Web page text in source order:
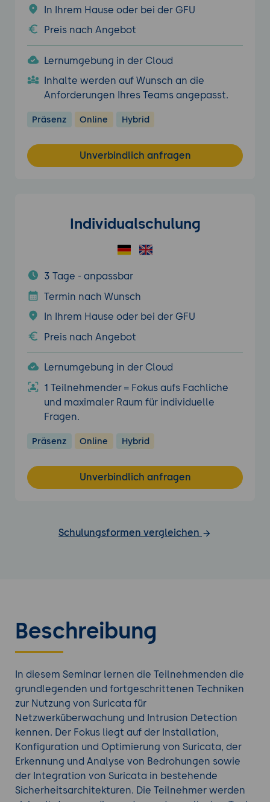
In Ihrem Hause oder bei der GFU
Preis nach Angebot
Lernumgebung in der Cloud
Inhalte werden auf Wunsch an die
Anforderungen Ihres Teams angepasst.
Präsenz Online Hybrid
Unverbindlich anfragen
Individualschulung
3 Tage - anpassbar
Termin nach Wunsch
In Ihrem Hause oder bei der GFU
Preis nach Angebot
Lernumgebung in der Cloud
1 Teilnehmender = Fokus aufs Fachliche
und maximaler Raum für individuelle
Fragen.
Präsenz Online Hybrid
Unverbindlich anfragen
Schulungsformen vergleichen
Beschreibung
In diesem Seminar lernen die Teilnehmenden die
grundlegenden und fortgeschrittenen Techniken
zur Nutzung von Suricata für
Netzwerküberwachung und Intrusion Detection
kennen. Der Fokus liegt auf der Installation,
Konfiguration und Optimierung von Suricata, der
Erkennung und Analyse von Bedrohungen sowie
der Integration von Suricata in bestehende
Sicherheitsarchitekturen. Die Teilnehmer werden